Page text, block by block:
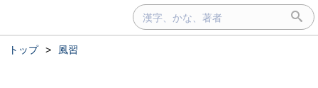
トップ > 風習